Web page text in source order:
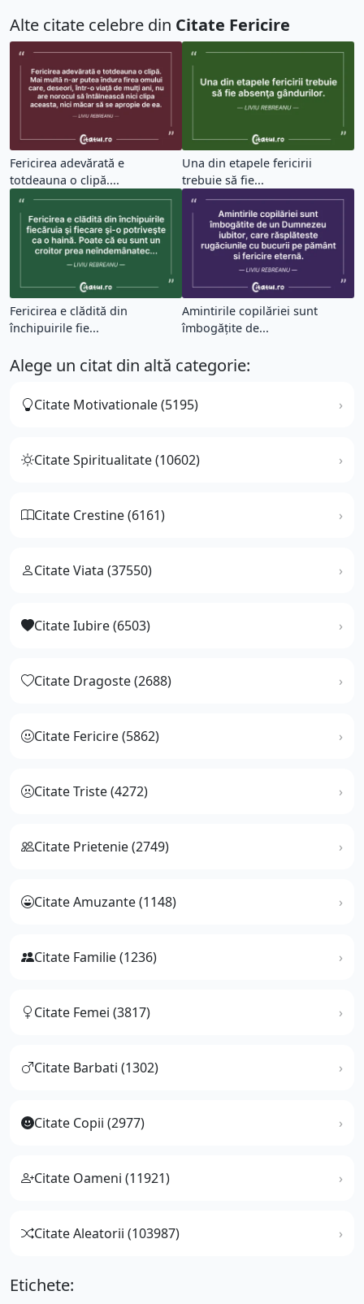
Alte citate celebre din Citate Fericire
Fericirea adevărată e
totdeauna o clipă....
Una din etapele fericirii
trebuie să fie...
Fericirea e clădită din
închipuirile fie...
Amintirile copilăriei sunt
îmbogățite de...
Alege un citat din altă categorie:
Citate Motivationale (5195)
Citate Spiritualitate (10602)
Citate Crestine (6161)
Citate Viata (37550)
Citate Iubire (6503)
Citate Dragoste (2688)
Citate Fericire (5862)
Citate Triste (4272)
Citate Prietenie (2749)
Citate Amuzante (1148)
Citate Familie (1236)
Citate Femei (3817)
Citate Barbati (1302)
Citate Copii (2977)
Citate Oameni (11921)
Citate Aleatorii (103987)
Etichete: